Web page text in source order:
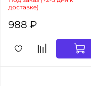
доставке)
988 ₽